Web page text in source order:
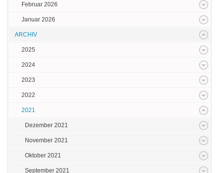
Februar 2026
Januar 2026
ARCHIV
2025
2024
2023
2022
2021
Dezember 2021
November 2021
Oktober 2021
September 2021